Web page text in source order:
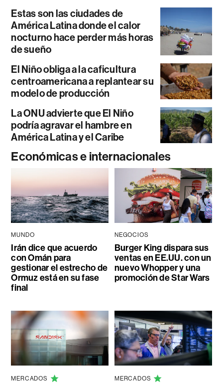
Estas son las ciudades de
América Latina donde el calor
nocturno hace perder más horas
de sueño
El Niño obliga a la caficultura
centroamericana a replantear su
modelo de producción
La ONU advierte que El Niño
podría agravar el hambre en
América Latina y el Caribe
Económicas e internacionales
MUNDO
Irán dice que acuerdo
con Omán para
gestionar el estrecho de
Ormuz está en su fase
final
NEGOCIOS
Burger King dispara sus
ventas en EE.UU. con un
nuevo Whopper y una
promoción de Star Wars
MERCADOS MERCADOS